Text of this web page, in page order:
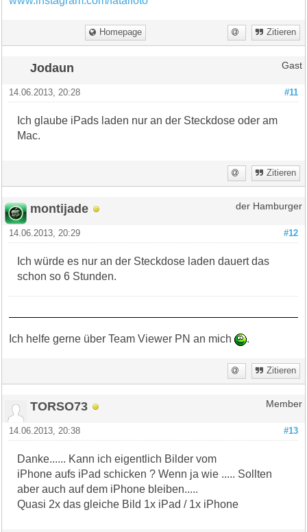
Homepage Zitieren
Jodaun Gast
#11
14.06.2013, 20:28
Ich glaube iPads laden nur an der Steckdose oder am
Mac.
Zitieren
montijade der Hamburger
#12
14.06.2013, 20:29
Ich würde es nur an der Steckdose laden dauert das
schon so 6 Stunden.
Ich helfe gerne über Team Viewer PN an mich .
Zitieren
TORSO73 Member
#13
14.06.2013, 20:38
Danke...... Kann ich eigentlich Bilder vom
iPhone aufs iPad schicken ? Wenn ja wie ..... Sollten
aber auch auf dem iPhone bleiben.....
Quasi 2x das gleiche Bild 1x iPad / 1x iPhone